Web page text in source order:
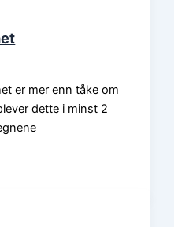
er mer enn tåke om
dette i minst 2